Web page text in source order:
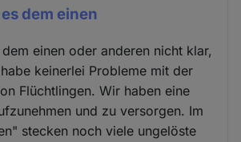
dem einen
einen oder anderen nicht klar,
keinerlei Probleme mit der
Flüchtlingen. Wir haben eine
und zu versorgen. Im
stecken noch viele ungelöste